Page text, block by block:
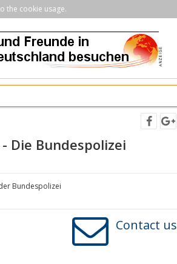
the cookie usage.
Die Bundespolizei
Bundespolizei
Contact us